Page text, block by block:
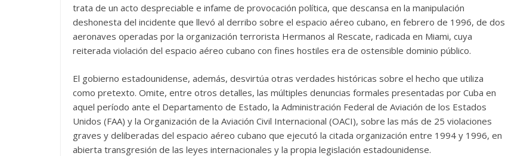
trata de un acto despreciable e infame de provocación política, que descansa en la manipulación
deshonesta del incidente que llevó al derribo sobre el espacio aéreo cubano, en febrero de 1996, de dos
aeronaves operadas por la organización terrorista Hermanos al Rescate, radicada en Miami, cuya
reiterada violación del espacio aéreo cubano con fines hostiles era de ostensible dominio público.
El gobierno estadounidense, además, desvirtúa otras verdades históricas sobre el hecho que utiliza
como pretexto. Omite, entre otros detalles, las múltiples denuncias formales presentadas por Cuba en
aquel período ante el Departamento de Estado, la Administración Federal de Aviación de los Estados
Unidos (FAA) y la Organización de la Aviación Civil Internacional (OACI), sobre las más de 25 violaciones
graves y deliberadas del espacio aéreo cubano que ejecutó la citada organización entre 1994 y 1996, en
abierta transgresión de las leyes internacionales y la propia legislación estadounidense.